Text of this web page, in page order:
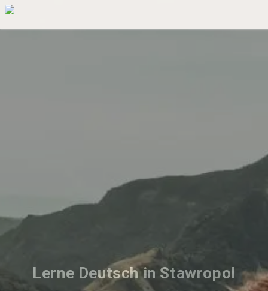
Lerne Deutsch in Stawropol